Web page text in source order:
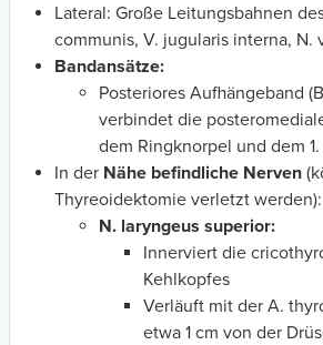
Lateral: Große Leitungsbahnen
communis, V. jugularis interna, N.
Bandansätze:
Posteriores Aufhängeband
verbindet die
dem Ringknorpel und dem
In der Nähe befindliche Nerven
Thyreoidektomie verletzt werden):
N. laryngeus superior:
Innerviert die
Kehlkopfes
Verläuft mit der A.
etwa 1 cm von der